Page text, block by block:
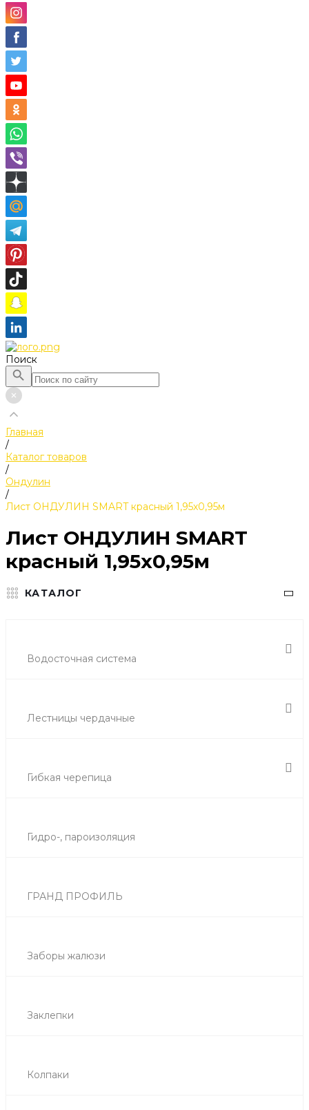
Поиск
Главная
/
Каталог товаров
/
Ондулин
/
Лист ОНДУЛИН SMART красный 1,95х0,95м
Лист ОНДУЛИН SMART
красный 1,95х0,95м
КАТАЛОГ
Водосточная система
Лестницы чердачные
Гибкая черепица
Гидро-, пароизоляция
ГРАНД ПРОФИЛЬ
Заборы жалюзи
Заклепки
Колпаки